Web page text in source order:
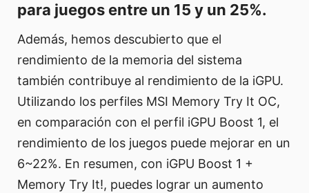
para juegos entre un 15 y un 25%.
Además, hemos descubierto que el
rendimiento de la memoria del sistema
también contribuye al rendimiento de la iGPU.
Utilizando los perfiles MSI Memory Try It OC,
en comparación con el perfil iGPU Boost 1, el
rendimiento de los juegos puede mejorar en un
6~22%. En resumen, con iGPU Boost 1 +
Memory Try It!, puedes lograr un aumento